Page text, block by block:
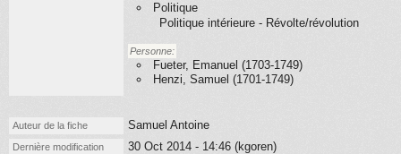
Politique
Politique intérieure - Révolte/révolution
Personne:
Fueter, Emanuel (1703-1749)
Henzi, Samuel (1701-1749)
Auteur de la fiche Samuel Antoine
Dernière modification 30 Oct 2014 - 14:46 (kgoren)